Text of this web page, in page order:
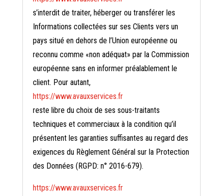
s’interdit de traiter, héberger ou transférer les
Informations collectées sur ses Clients vers un
pays situé en dehors de l’Union européenne ou
reconnu comme «non adéquat» par la Commission
européenne sans en informer préalablement le
client. Pour autant,
https://www.avauxservices.fr
reste libre du choix de ses sous-traitants
techniques et commerciaux à la condition qu’il
présentent les garanties suffisantes au regard des
exigences du Règlement Général sur la Protection
des Données (RGPD: n° 2016-679).
https://www.avauxservices.fr